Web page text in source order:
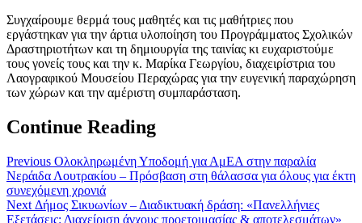
Συγχαίρουμε θερμά τους μαθητές και τις μαθήτριες που
εργάστηκαν για την άρτια υλοποίηση του Προγράμματος Σχολικών
Δραστηριοτήτων και τη δημιουργία της ταινίας κι ευχαριστούμε
τους γονείς τους και την κ. Μαρίκα Γεωργίου, διαχειρίστρια του
Λαογραφικού Μουσείου Περαχώρας για την ευγενική παραχώρηση
των χώρων και την αμέριστη συμπαράσταση.
Continue Reading
Previous Ολοκληρωμένη Υποδομή για ΑμΕΑ στην παραλία
Νεράιδα Λουτρακίου – Πρόσβαση στη θάλασσα για όλους για έκτη
συνεχόμενη χρονιά
Next Δήμος Σικυωνίων – Διαδικτυακή δράση: «Πανελλήνιες
Εξετάσεις: Διαχείριση άγχους προετοιμασίας & αποτελεσμάτων»